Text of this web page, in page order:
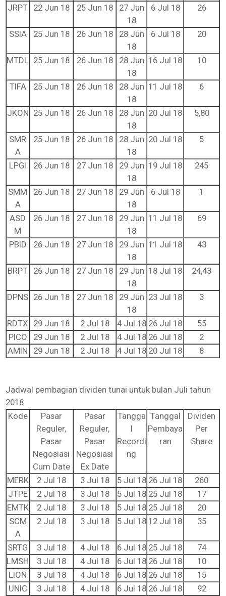
JRPT 22 Jun 18 25 Jun 18
27 Jun
18
6 Jul 18 26
SSIA 25 Jun 18 26 Jun 18
28 Jun
18
6 Jul 18 20
MTDL 25 Jun 18 26 Jun 18
28 Jun
18
16 Jul 18 10
TIFA 25 Jun 18 26 Jun 18
28 Jun
18
11 Jul 18 6
JKON 25 Jun 18 26 Jun 18
28 Jun
18
20 Jul 18 5,80
SMR
A
25 Jun 18 26 Jun 18
28 Jun
18
20 Jul 18 5
LPGI 26 Jun 18 27 Jun 18
29 Jun
18
19 Jul 18 245
SMM
A
26 Jun 18 27 Jun 18
29 Jun
18
6 Jul 18 1
ASD
M
26 Jun 18 27 Jun 18
29 Jun
18
11 Jul 18 69
PBID 26 Jun 18 27 Jun 18
29 Jun
18
11 Jul 18 43
BRPT 26 Jun 18 27 Jun 18
29 Jun
18
18 Jul 18 24,43
DPNS 26 Jun 18 27 Jun 18
29 Jun
18
23 Jul 18 3
RDTX 29 Jun 18 2 Jul 18 4 Jul 18 26 Jul 18
55
PICO
29 Jun 18 2 Jul 18 4 Jul 18 26 Jul 18
2
AMIN
29 Jun 18 2 Jul 18 4 Jul 18 20 Jul 18 8
Jadwal pembagian dividen tunai untuk bulan Juli tahun
2018
Kode
Pasar
Reguler,
Pasar
Negosiasi
Cum Date
Pasar
Reguler,
Pasar
Negosiasi
Ex Date
Tangga
l
Recordi
ng
Tanggal
Pembaya
ran
Dividen
Per
Share
MERK 2 Jul 18 3 Jul 18 5 Jul 18 26 Jul 18
260
JTPE
2 Jul 18 3 Jul 18 5 Jul 18 25 Jul 18
17
EMTK
2 Jul 18 3 Jul 18 5 Jul 18 25 Jul 18
20
SCM
A
2 Jul 18 3 Jul 18 5 Jul 18 12 Jul 18 35
SRTG 3 Jul 18 4 Jul 18 6 Jul 18 25 Jul 18
74
LMSH
3 Jul 18 4 Jul 18 6 Jul 18 26 Jul 18
10
LION
3 Jul 18 4 Jul 18 6 Jul 18 26 Jul 18
15
UNIC
3 Jul 18 4 Jul 18 6 Jul 18 26 Jul 18
92